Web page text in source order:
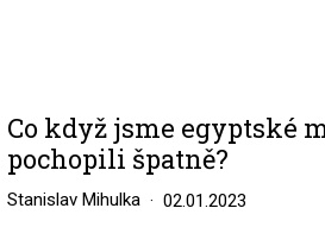
Co když jsme egyptské
pochopili špatně?
Stanislav Mihulka 02.01.2023